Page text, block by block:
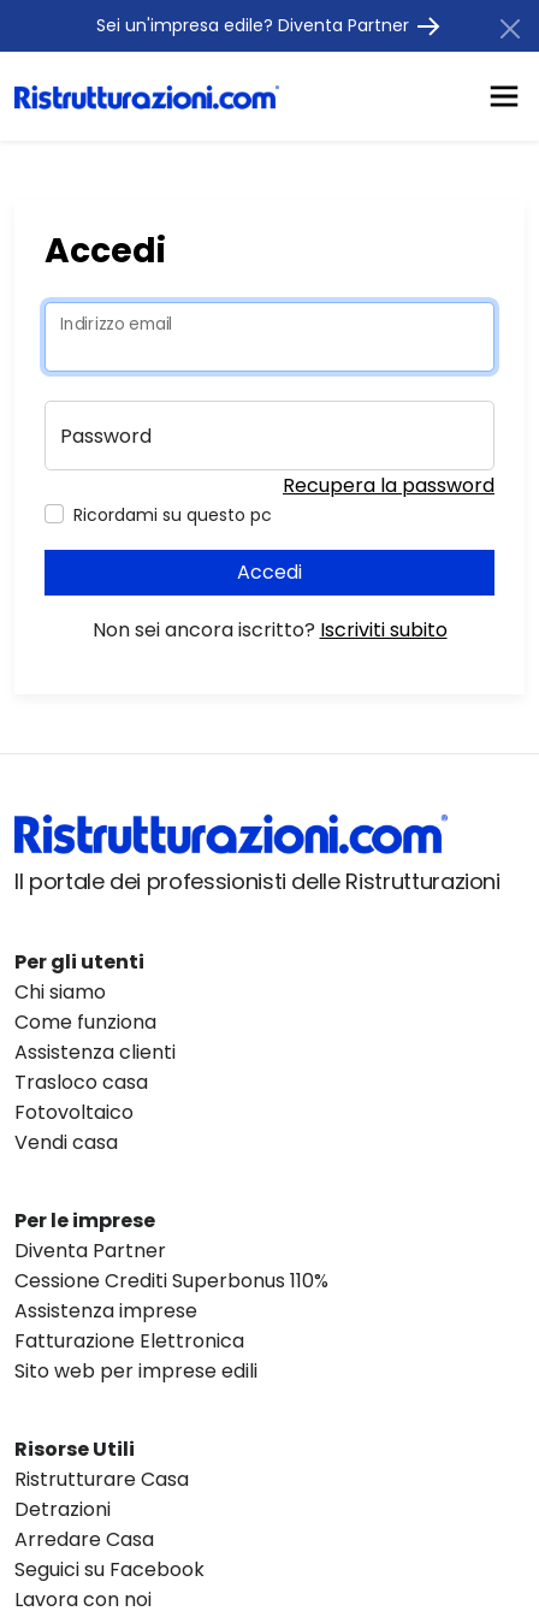
Sei un'impresa edile? Diventa Partner
Accedi
Indirizzo email
Password
Recupera la password
Ricordami su questo pc
Accedi
Non sei ancora iscritto? Iscriviti subito
Il portale dei professionisti delle Ristrutturazioni
Per gli utenti
Chi siamo
Come funziona
Assistenza clienti
Trasloco casa
Fotovoltaico
Vendi casa
Per le imprese
Diventa Partner
Cessione Crediti Superbonus 110%
Assistenza imprese
Fatturazione Elettronica
Sito web per imprese edili
Risorse Utili
Ristrutturare Casa
Detrazioni
Arredare Casa
Seguici su Facebook
Lavora con noi